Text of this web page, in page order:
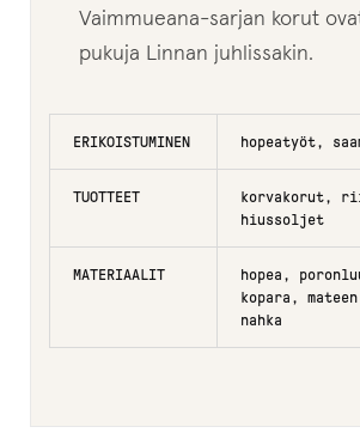
Nita Rebekka Huomo
Leila Korppila
Magnus Lange
Vaimmueana-sarjan korut
pukuja Linnan juhlissakin.
ERIKOISTUMINEN hopeatyöt,
TUOTTEET
korvakorut,
hiussoljet
MATERIAALIT
hopea,
kopara,
nahka